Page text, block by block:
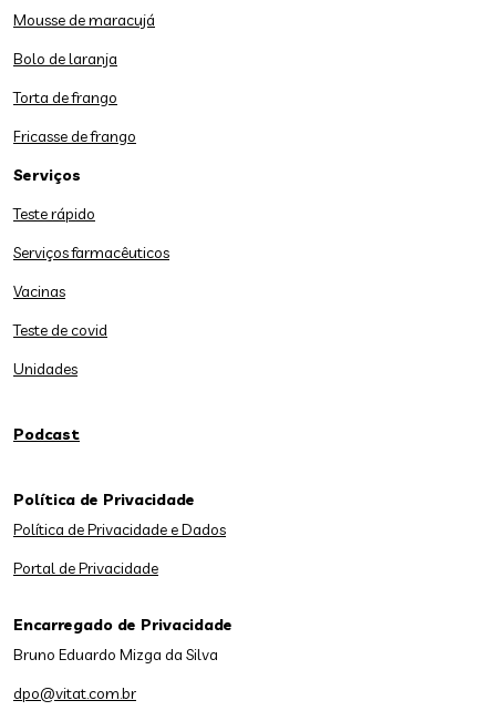
Mousse de maracujá
Bolo de laranja
Torta de frango
Fricasse de frango
Serviços
Teste rápido
Serviços farmacêuticos
Vacinas
Teste de covid
Unidades
Podcast
Política de Privacidade
Política de Privacidade e Dados
Portal de Privacidade
Encarregado de Privacidade
Bruno Eduardo Mizga da Silva
dpo@vitat.com.br